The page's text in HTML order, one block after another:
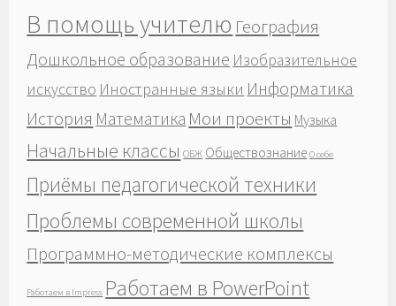
В помощь учителю География
Дошкольное образование Изобразительное
искусство Иностранные языки Информатика
История Математика Мои проекты Музыка
Начальные классы ОБЖ Обществознание О себе
Приёмы педагогической техники
Проблемы современной школы
Программно-методические комплексы
Работаем в Impress Работаем в PowerPoint